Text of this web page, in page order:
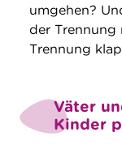
umgehen?
der
Trennung
Väter
Kinder